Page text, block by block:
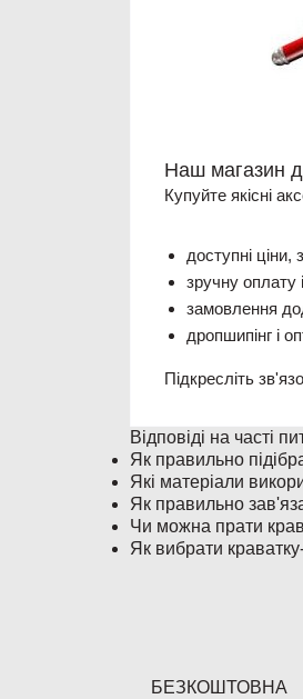
Наш магазин
Купуйте якісні
доступні ціни,
зручну оплату
замовлення
дропшипінг і
Підкресліть
Відповіді на часті
Як правильно
Які матеріали
Як правильно
Чи можна прати
Як вибрати
БЕЗКОШТОВНА